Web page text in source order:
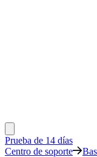
Prueba de 14 días
Centro de soporte